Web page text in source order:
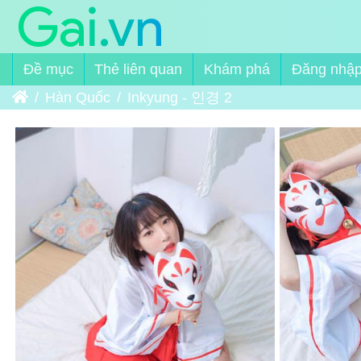
Đề mục Thẻ liên quan Khám phá
Đăng
Trang chủHàn Quốc Inkyung - 인경 2